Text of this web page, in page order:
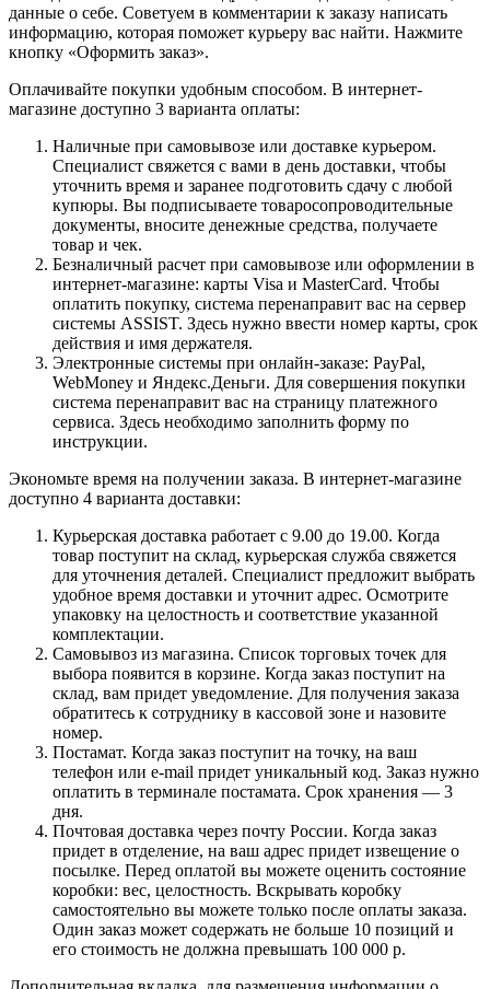
данные о себе. Советуем в комментарии к заказу написать
информацию, которая поможет курьеру вас найти. Нажмите
кнопку «Оформить заказ».
Оплачивайте покупки удобным способом. В интернет-
магазине доступно 3 варианта оплаты:
Наличные при самовывозе или доставке курьером.
Специалист свяжется с вами в день доставки, чтобы
уточнить время и заранее подготовить сдачу с любой
купюры. Вы подписываете товаросопроводительные
документы, вносите денежные средства, получаете
товар и чек.
Безналичный расчет при самовывозе или оформлении в
интернет-магазине: карты Visa и MasterCard. Чтобы
оплатить покупку, система перенаправит вас на сервер
системы ASSIST. Здесь нужно ввести номер карты, срок
действия и имя держателя.
Электронные системы при онлайн-заказе: PayPal,
WebMoney и Яндекс.Деньги. Для совершения покупки
система перенаправит вас на страницу платежного
сервиса. Здесь необходимо заполнить форму по
инструкции.
Экономьте время на получении заказа. В интернет-магазине
доступно 4 варианта доставки:
Курьерская доставка работает с 9.00 до 19.00. Когда
товар поступит на склад, курьерская служба свяжется
для уточнения деталей. Специалист предложит выбрать
удобное время доставки и уточнит адрес. Осмотрите
упаковку на целостность и соответствие указанной
комплектации.
Самовывоз из магазина. Список торговых точек для
выбора появится в корзине. Когда заказ поступит на
склад, вам придет уведомление. Для получения заказа
обратитесь к сотруднику в кассовой зоне и назовите
номер.
Постамат. Когда заказ поступит на точку, на ваш
телефон или e-mail придет уникальный код. Заказ нужно
оплатить в терминале постамата. Срок хранения — 3
дня.
Почтовая доставка через почту России. Когда заказ
придет в отделение, на ваш адрес придет извещение о
посылке. Перед оплатой вы можете оценить состояние
коробки: вес, целостность. Вскрывать коробку
самостоятельно вы можете только после оплаты заказа.
Один заказ может содержать не больше 10 позиций и
его стоимость не должна превышать 100 000 р.